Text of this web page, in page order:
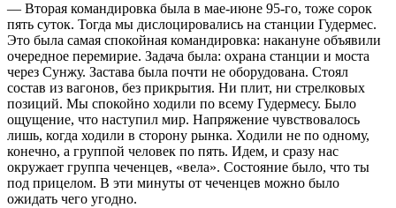
— Вторая командировка была в мае-июне 95-го, тоже сорок
пять суток. Тогда мы дислоцировались на станции Гудермес.
Это была самая спокойная командировка: накануне объявили
очередное перемирие. Задача была: охрана станции и моста
через Сунжу. Застава была почти не оборудована. Стоял
состав из вагонов, без прикрытия. Ни плит, ни стрелковых
позиций. Мы спокойно ходили по всему Гудермесу. Было
ощущение, что наступил мир. Напряжение чувствовалось
лишь, когда ходили в сторону рынка. Ходили не по одному,
конечно, а группой человек по пять. Идем, и сразу нас
окружает группа чеченцев, «вела». Состояние было, что ты
под прицелом. В эти минуты от чеченцев можно было
ожидать чего угодно.